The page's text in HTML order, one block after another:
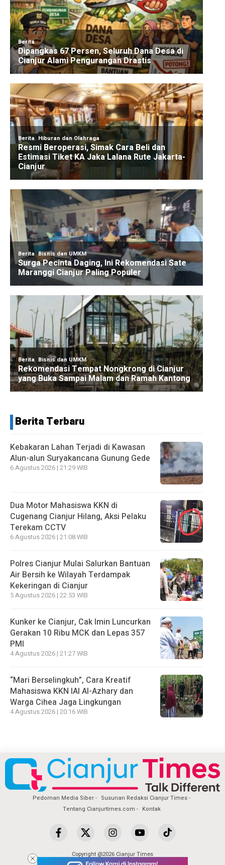
Berita Terbaru
Kebakaran Lahan Terjadi di Kawasan
Alun-alun Suryakancana Gunung Gede
6 Agustus 2026 | 21:29 WIB
Dua Motor Mahasiswa KKN di
Cugenang Cianjur Hilang, Aksi Pelaku
Terekam CCTV
6 Agustus 2026 | 21:08 WIB
Polres Cianjur Mulai Salurkan Bantuan
Air Bersih ke Wilayah Terdampak
Kekeringan di Cianjur
5 Agustus 2026 | 22:53 WIB
Kunker ke Cianjur, Cak Imin Luncurkan
Gerakan 10 Ribu MCK dan Lepas 357
PMI
4 Agustus 2026 | 21:27 WIB
“Mari Berselingkuh”, Cara Kreatif
Mahasiswa KKN IAI Al-Azhary dan
Warga Cihea Jaga Lingkungan
4 Agustus 2026 | 20:16 WIB
Pedoman Media Siber
Susunan Redaksi Cianjur Times
Tentang Cianjurtimes.com
Kontak
Copyright @2026 Cianjur Times